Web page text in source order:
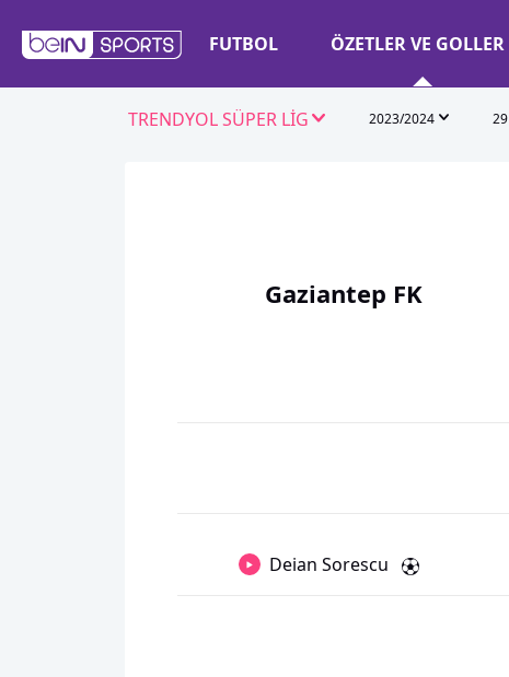
FUTBOL ÖZETLER VE GOLLER
TRENDYOL SÜPER LİG 2023/2024 29
Gaziantep FK
Deian Sorescu